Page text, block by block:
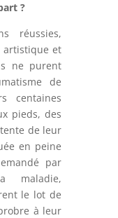
?
réussies,
artistique et
ne purent
de
centaines
pieds, des
de leur
en peine
par
maladie,
le lot de
à leur